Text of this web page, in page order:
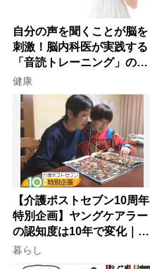
自分の声を聞くことが脳を
刺激！脳内科医が実践する
「音読トレーニング」の極
意
健康
【介護ポストセブン10周年
特別企画】ヤングケアラー
の認知度は10年で変化｜流
行語大賞にノミネート、法
律にも明記されたが果たし
暮らし